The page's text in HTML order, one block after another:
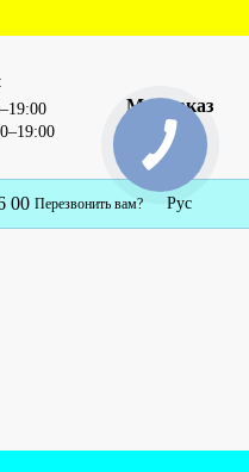
Мой заказ
00 Перезвонить вам? Рус